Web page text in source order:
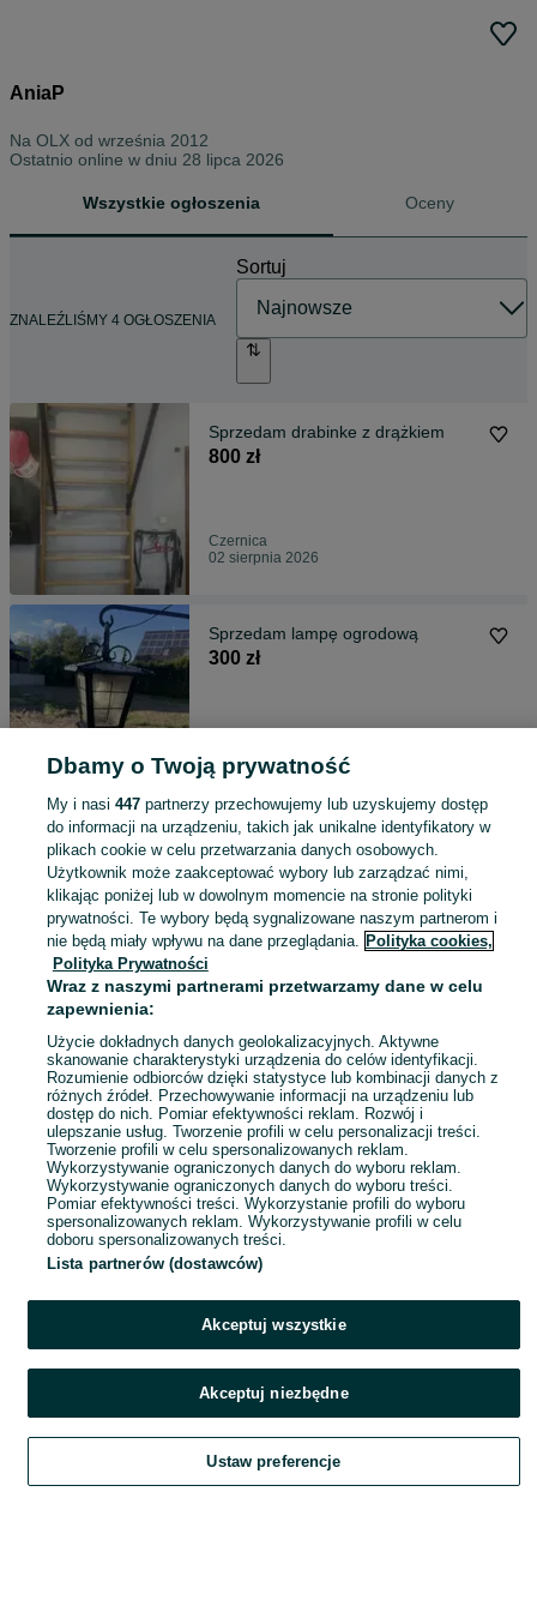
AniaP
Na OLX od września 2012
Ostatnio online w dniu 28 lipca 2026
Wszystkie ogłoszenia Oceny
ZNALEŹLIŚMY 4 OGŁOSZENIA
Sortuj
Sprzedam drabinke z drążkiem
800 zł
Czernica
02 sierpnia 2026
Sprzedam lampę ogrodową
300 zł
01 sierpnia 2026
Rowerek kettler uzywany
300 zł
Czernica
Zestaw Duży piko HO
650 zł
Ratowice
11 lipca 2026
Szukaj Obserwujesz Dodaj Czat Konto
Dbamy o Twoją prywatność
My i nasi 447partnerzy przechowujemy lub uzyskujemy dostęp
do informacji na urządzeniu, takich jak unikalne identyfikatory w
plikach cookie w celu przetwarzania danych osobowych.
Użytkownik może zaakceptować wybory lub zarządzać nimi,
klikając poniżej lub w dowolnym momencie na stronie polityki
prywatności. Te wybory będą sygnalizowane naszym partnerom i
nie będą miały wpływu na dane przeglądania. Polityka cookies,
Polityka Prywatności
Wraz z naszymi partnerami przetwarzamy dane w celu
zapewnienia:
Użycie dokładnych danych geolokalizacyjnych. Aktywne
skanowanie charakterystyki urządzenia do celów identyfikacji.
Rozumienie odbiorców dzięki statystyce lub kombinacji danych z
różnych źródeł. Przechowywanie informacji na urządzeniu lub
dostęp do nich. Pomiar efektywności reklam. Rozwój i
ulepszanie usług. Tworzenie profili w celu personalizacji treści.
Tworzenie profili w celu spersonalizowanych reklam.
Wykorzystywanie ograniczonych danych do wyboru reklam.
Wykorzystywanie ograniczonych danych do wyboru treści.
Pomiar efektywności treści. Wykorzystanie profili do wyboru
spersonalizowanych reklam. Wykorzystywanie profili w celu
doboru spersonalizowanych treści.
Lista partnerów (dostawców)
Akceptuj wszystkie
Akceptuj niezbędne
Ustaw preferencje